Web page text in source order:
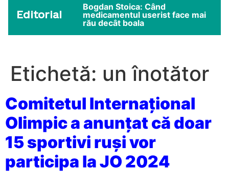
Editorial
Bogdan Stoica: Când
medicamentul userist face mai
rău decât boala
Etichetă: un înotător
Comitetul Internaţional
Olimpic a anunţat că doar
15 sportivi ruşi vor
participa la JO 2024